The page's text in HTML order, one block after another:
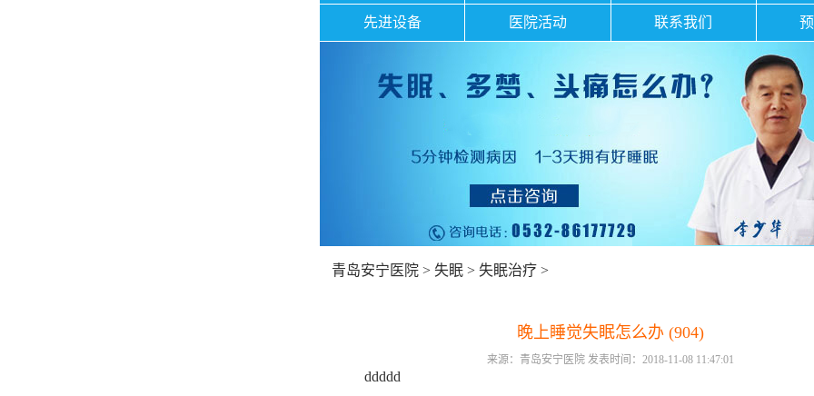
先进设备 医院活动 联系我们
青岛安宁医院> 失眠> 失眠治疗>
晚上睡觉失眠怎么办 (904)
来源：青岛安宁医院 发表时间：2018-11-08 11:47:01
ddddd